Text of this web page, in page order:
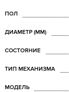
ПОЛ
ДИАМЕТР (MM)
СОСТОЯНИЕ
ТИП МЕХАНИЗМА
МОДЕЛЬ